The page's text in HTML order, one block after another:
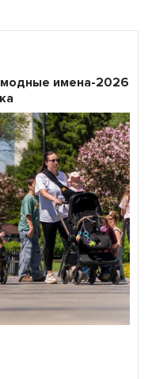
имена-2026